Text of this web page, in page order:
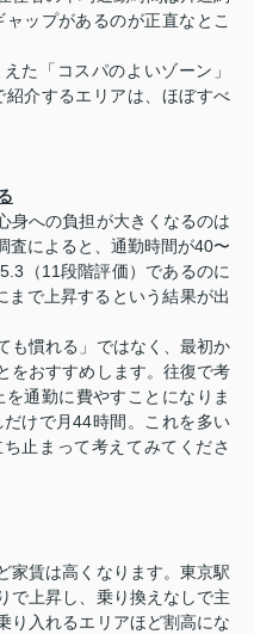
ップがあるのが正直なとこ
た「コスパのよいゾーン」
介するエリアは、ほぼすべ
身への負担が大きくなるのは
査によると、通勤時間が40〜
（11段階評価）であるのに
で上昇するという結果が出
も慣れる」ではなく、最初か
をおすすめします。往復で考
通勤に費やすことになりま
けで月44時間。これを多い
止まって考えてみてくださ
家賃は高くなります。東京駅
で上昇し、乗り換えなしで主
り入れるエリアほど割高にな